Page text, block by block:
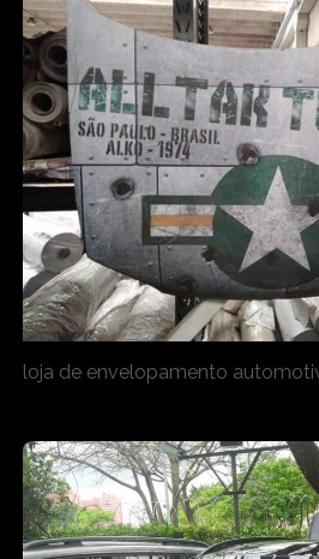
loja de envelopamento